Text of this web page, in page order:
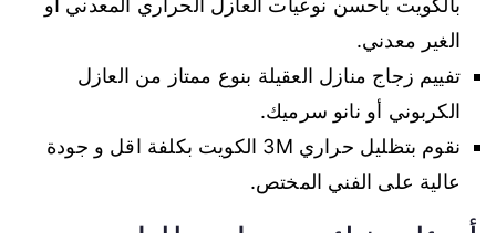
بالكويت بأحسن نوعيات العازل الحراري المعدني أو
الغير معدني.
تفييم زجاج منازل العقيلة بنوع ممتاز من العازل
الكربوني أو نانو سرميك.
نقوم بتظليل حراري 3M الكويت بكلفة اقل و جودة
عالية على الفني المختص.